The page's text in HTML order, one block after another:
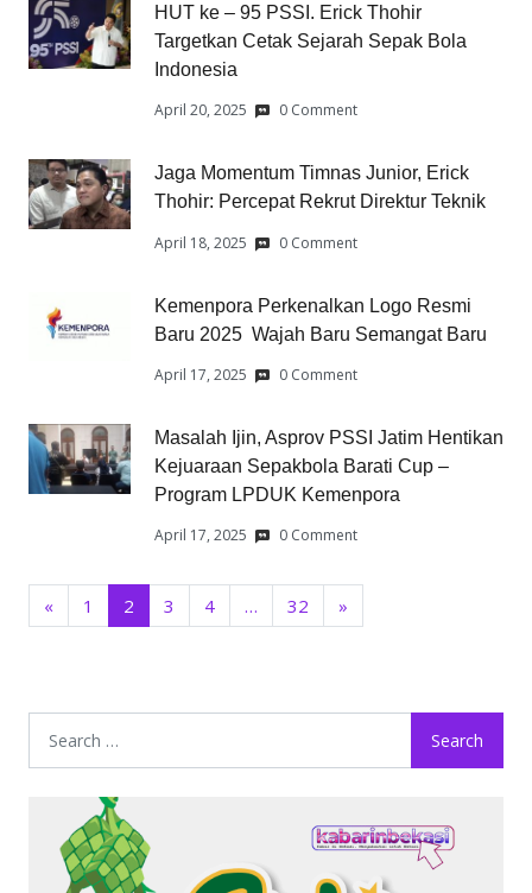
HUT ke – 95 PSSI. Erick Thohir
Targetkan Cetak Sejarah Sepak Bola
Indonesia
April 20, 2025 0 Comment
Jaga Momentum Timnas Junior, Erick
Thohir: Percepat Rekrut Direktur Teknik
April 18, 2025 0 Comment
Kemenpora Perkenalkan Logo Resmi
Baru 2025 Wajah Baru Semangat Baru
April 17, 2025 0 Comment
Masalah Ijin, Asprov PSSI Jatim Hentikan
Kejuaraan Sepakbola Barati Cup –
Program LPDUK Kemenpora
April 17, 2025 0 Comment
« 1 2 3 4 … 32 »